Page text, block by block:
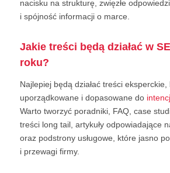
nacisku na strukturę, zwięzłe
i spójność informacji o marce.
Jakie treści będą działać w
roku?
Najlepiej będą działać treści
uporządkowane i dopasowane do
Warto tworzyć poradniki, FAQ, case
treści long tail, artykuły odpowiadające
oraz podstrony usługowe, które jasno
i przewagi firmy.